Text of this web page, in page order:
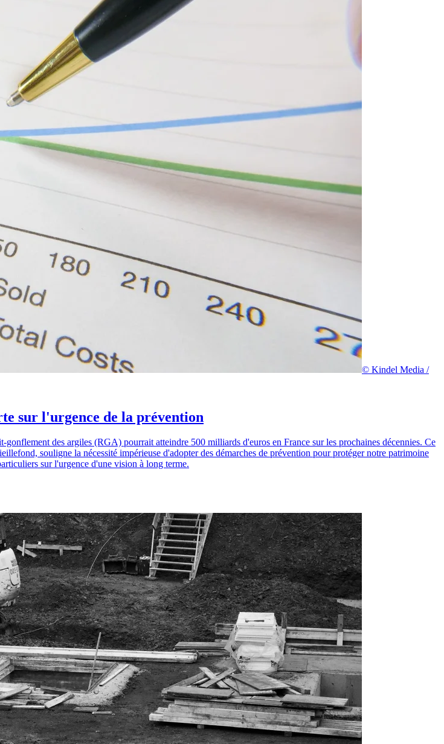
© Kindel Media /
sur l'urgence de la prévention
des argiles (RGA) pourrait atteindre 500 milliards d'euros en France sur les prochaines décennies. Ce
souligne la nécessité impérieuse d'adopter des démarches de prévention pour protéger notre patrimoine
sur l'urgence d'une vision à long terme.